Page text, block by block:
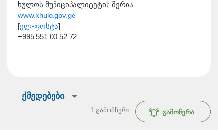
ხულოს მუნიციპალიტეტის მერია
www.khulo.gov.ge
[ელ-ფოსტა]
+995 551 00 52 72
ქმედებები
გამოწერა
1 გამომწერი